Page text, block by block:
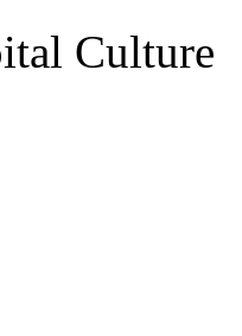
Culture